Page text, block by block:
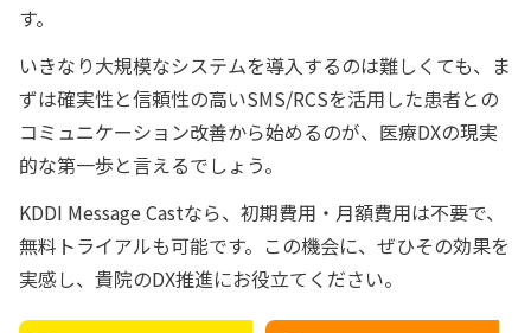
す。
いきなり大規模なシステムを導入するのは難しくても、ま
ずは確実性と信頼性の高いSMS/RCSを活用した患者との
コミュニケーション改善から始めるのが、医療DXの現実
的な第一歩と言えるでしょう。
KDDI Message Castなら、初期費用・月額費用は不要で、
無料トライアルも可能です。この機会に、ぜひその効果を
実感し、貴院のDX推進にお役立てください。